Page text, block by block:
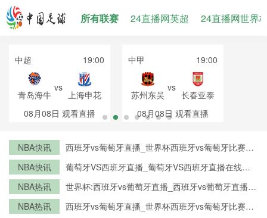
所有联赛 24直播网英超 24直播网世界
中超 19:00
青岛海牛
vs
上海申花
08月08日 观看直播
中甲 19:00
苏州东吴
vs
长春亚泰
08月08日 观看直播
NBA快讯
西班牙vs葡萄牙直播_世界杯西班牙vs葡萄牙比赛直
NBA快讯
葡萄牙VS西班牙直播_葡萄牙VS西班牙直播在线观
NBA热讯
世界杯:西班牙vs葡萄牙直播_西班牙vs葡萄牙直播免
清视频直播
NBA热讯
西班牙vs葡萄牙直播_世界杯西班牙vs葡萄牙比赛直